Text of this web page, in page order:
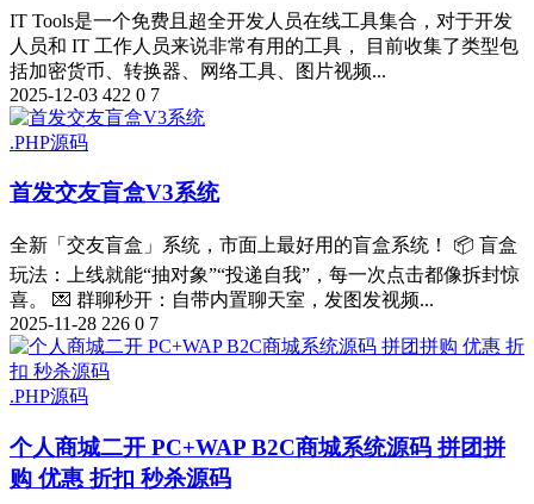
IT Tools是一个免费且超全开发人员在线工具集合，对于开发
人员和 IT 工作人员来说非常有用的工具， 目前收集了类型包
括加密货币、转换器、网络工具、图片视频...
2025-12-03 422 0 7
.PHP源码
首发交友盲盒V3系统
全新「交友盲盒」系统，市面上最好用的盲盒系统！ 📦 盲盒
玩法：上线就能“抽对象”“投递自我”，每一次点击都像拆封惊
喜。 💌 群聊秒开：自带内置聊天室，发图发视频...
2025-11-28 226 0 7
.PHP源码
个人商城二开 PC+WAP B2C商城系统源码 拼团拼
购 优惠 折扣 秒杀源码